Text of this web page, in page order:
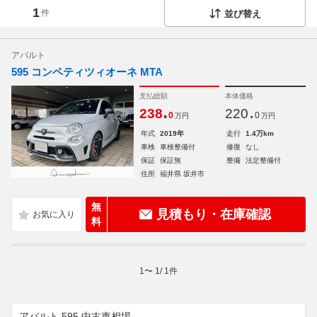
1件 並び替え
アバルト
595 コンペティツィオーネ MTA
支払総額
238.0 万円
本体価格
220. 0 万円
年式 2019年 走行
1.4万km
車検
車検整備付 修復
なし
保証
保証無 整備
法定整備付
住所
福井県 坂井市
無
料
見積もり・在庫確認
1 〜 1 / 1 件